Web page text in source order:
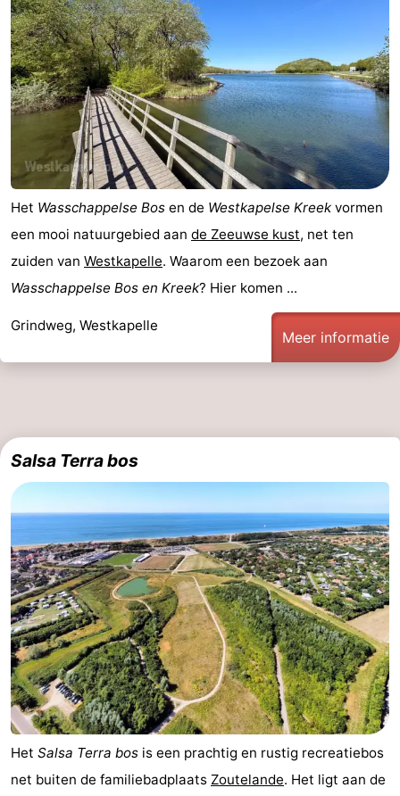
Vuurtorens
-
Uitkijkpunten
Attracties
-
Speeltuinen
Binnenspeeltuinen
-
centra
Dorpen
Zwembaden
-
Fietsen
-
Wandelen
-
Paardrijden
-
Golfbanen
Eten
en
drinken
Evenementen
Ringrijden
Praktisch
Forum
Het Wasschappelse Bos en de Westkapelse Kreek vormen
een mooi natuurgebied aan de Zeeuwse kust, net ten
zuiden van Westkapelle. Waarom een bezoek aan
Wasschappelse Bos en Kreek? Hier komen ...
Grindweg, Westkapelle
Meer informatie
Salsa Terra bos
Het Salsa Terra bos is een prachtig en rustig recreatiebos
net buiten de familiebadplaats Zoutelande. Het ligt aan de